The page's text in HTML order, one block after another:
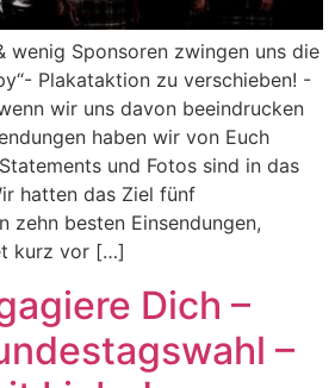
wenig Sponsoren zwingen uns die
Plakataktion zu verschieben! -
wir uns davon beeindrucken
haben wir von Euch
und Fotos sind in das
hatten das Ziel fünf
zehn besten Einsendungen,
kurz vor […]
Dich –
–